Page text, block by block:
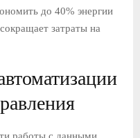
до 40% энергии
затраты на
работы с данными